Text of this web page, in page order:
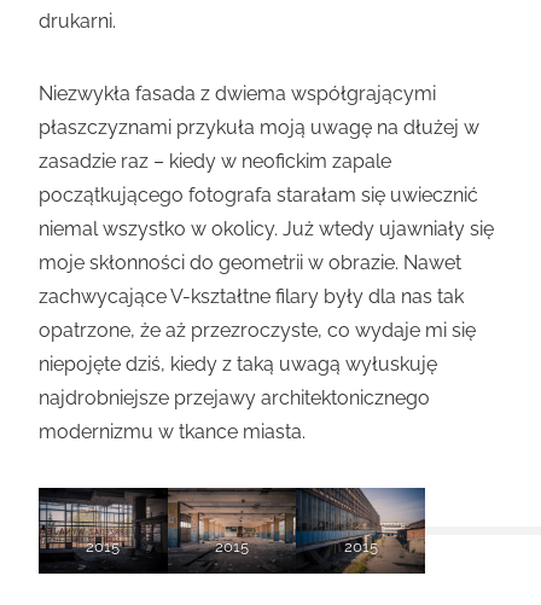
drukarni.
Niezwykła fasada z dwiema współgrającymi
płaszczyznami przykuła moją uwagę na dłużej w
zasadzie raz – kiedy w neofickim zapale
początkującego fotografa starałam się uwiecznić
niemal wszystko w okolicy. Już wtedy ujawniały się
moje skłonności do geometrii w obrazie. Nawet
zachwycające V-kształtne filary były dla nas tak
opatrzone, że aż przezroczyste, co wydaje mi się
niepojęte dziś, kiedy z taką uwagą wyłuskuję
najdrobniejsze przejawy architektonicznego
modernizmu w tkance miasta.
2015 2015 2015